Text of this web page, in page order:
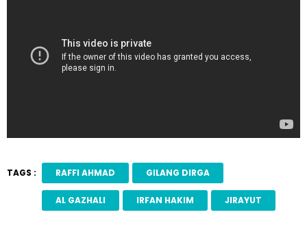
TAGS : RAFFI AHMAD GILANG DIRGA
AL GAZHALI IRFAN HAKIM JIRAYUT